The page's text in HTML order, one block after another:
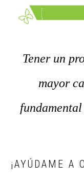
Tener un
mayor
¡AYÚDAME A